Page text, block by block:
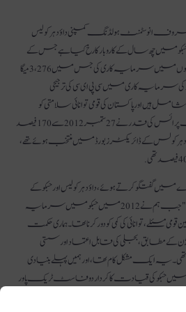
انوسٹمنٹ ہولڈنگ کمپنی داؤد ہرکولیس
میں چھ سال کے کاروبار کا رخ کیا ہے جس کے
دوران کمپنی نے توانائی کے بڑے منصوبوں میں سرمایہ کاری کی جس میں 3،276 میگا
ہوئی۔ 3.5 بلین ڈالر کی سرمایہ کاری میں سی پی ای سی کی ترجیحی
اور پاکستان کی قومی توانائی سلامتی کو
بڑھاوا دیں گے۔ ہیوکو کے اسٹاک پرائس کی قدر نے 27 ستمبر 2012 سے 170 فیصد
کے ڈائریکٹرز بورڈ میں منتخب ہوئے تھے ،
گفتگو کرتے ہوئے ، داؤد ہرکولیس اور حبکو کے
چیئرمین ، حسین داؤد نے کہا ، "جب ہم نے 2012 میں حبکو میں سرمایہ
، توانائی کی کمی کو دور کرنا تھا۔ ہماری حکمت
کے مطابق ، بجلی کی قابل اعتماد اور سستی
یہ ایک مشکل کام تھا ، اور ہمیں پہلے بنیادی
میں حبکو کی قیادت کا کردار دو فاسٹ ٹریک پاور